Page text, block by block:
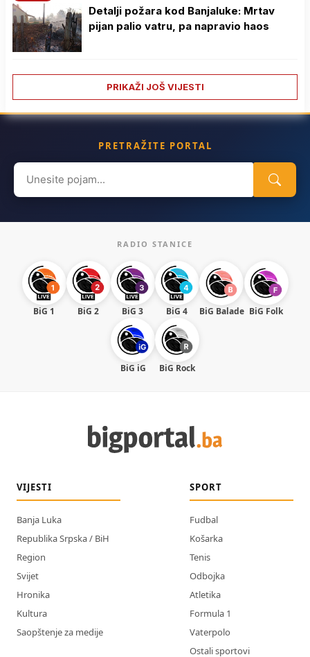
Detalji požara kod Banjaluke: Mrtav
pijan palio vatru, pa napravio haos
PRIKAŽI JOŠ VIJESTI
PRETRAŽITE PORTAL
Search
for:
RADIO STANICE
BiG 1 BiG 2 BiG 3 BiG 4 BiG Balade BiG Folk
BiG iG BiG Rock
VIJESTI
Banja Luka
Republika Srpska / BiH
Region
Svijet
Hronika
Kultura
Saopštenje za medije
SPORT
Fudbal
Košarka
Tenis
Odbojka
Atletika
Formula 1
Vaterpolo
Ostali sportovi